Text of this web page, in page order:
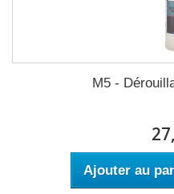
M5 -
Ajouter au